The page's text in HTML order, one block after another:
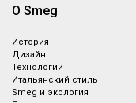
О Smeg
История
Дизайн
Технологии
Итальянский стиль
Smeg и экология